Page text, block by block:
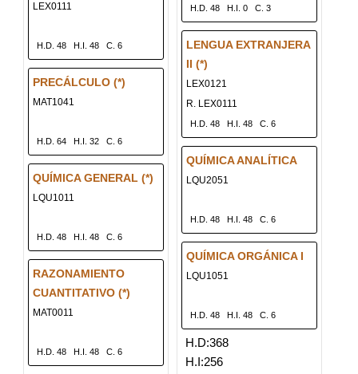
LEX0111
H.D. 48 H.I. 48 C. 6
PRECÁLCULO (*)
MAT1041
H.D. 64 H.I. 32 C. 6
QUÍMICA GENERAL (*)
LQU1011
H.D. 48 H.I. 48 C. 6
RAZONAMIENTO
CUANTITATIVO (*)
MAT0011
H.D. 48 H.I. 48 C. 6
H.D. 48 H.I. 0 C. 3
LENGUA EXTRANJERA
II (*)
LEX0121
R. LEX0111
H.D. 48 H.I. 48 C. 6
QUÍMICA ANALÍTICA
LQU2051
H.D. 48 H.I. 48 C. 6
QUÍMICA ORGÁNICA I
LQU1051
H.D. 48 H.I. 48 C. 6
H.D:368
H.I:256